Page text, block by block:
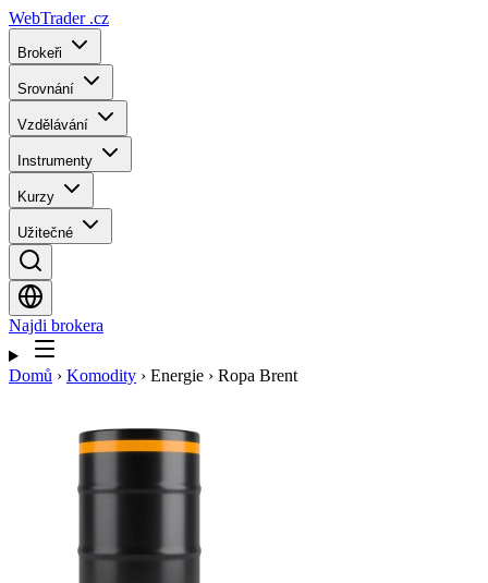
WebTrader .cz
Brokeři
Srovnání
Vzdělávání
Instrumenty
Kurzy
Užitečné
Najdi brokera
Domů › Komodity › Energie › Ropa Brent